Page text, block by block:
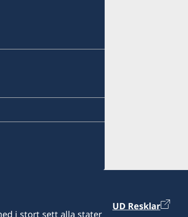
i stort sett alla stater
UD Resklar